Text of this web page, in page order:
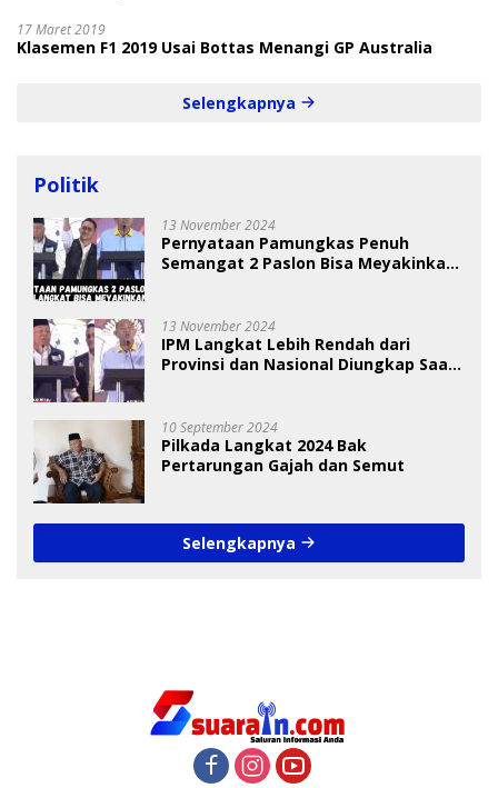
17 Maret 2019
Klasemen F1 2019 Usai Bottas Menangi GP Australia
Selengkapnya
Politik
13 November 2024
Pernyataan Pamungkas Penuh
Semangat 2 Paslon Bisa Meyakinkan
13 November 2024
IPM Langkat Lebih Rendah dari
Provinsi dan Nasional Diungkap Saat
10 September 2024
Pilkada Langkat 2024 Bak
Pertarungan Gajah dan Semut
Selengkapnya